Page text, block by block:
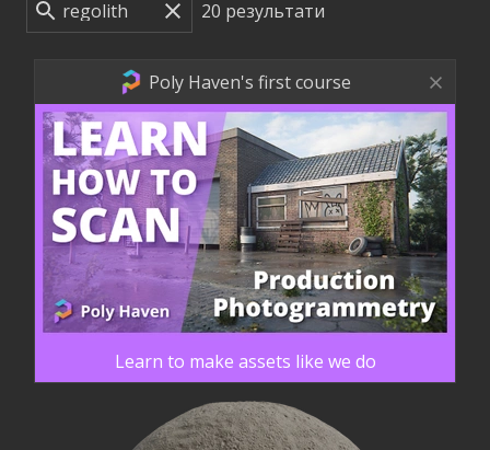
20 результати
Poly Haven's first course
Learn to make assets like we do